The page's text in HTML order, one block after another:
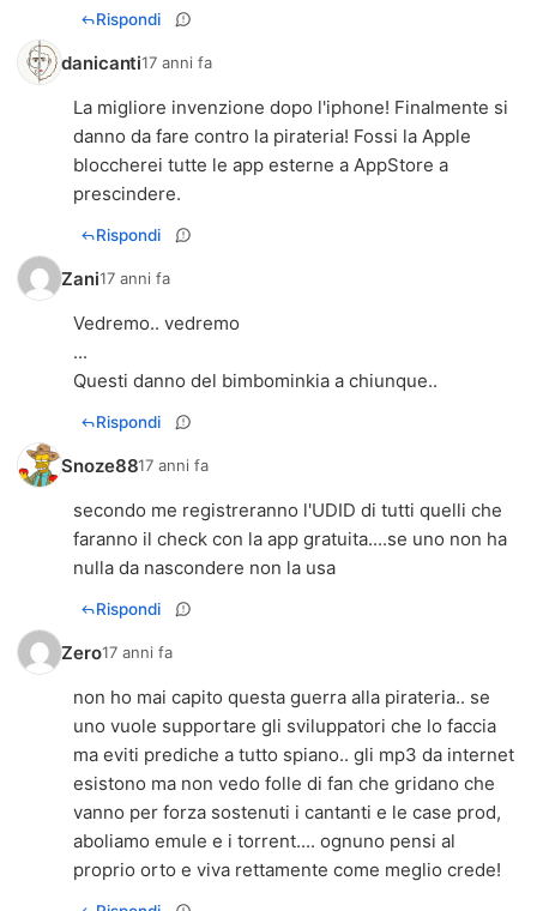
Rispondi
danicanti17 anni fa
La migliore invenzione dopo l'iphone! Finalmente si
danno da fare contro la pirateria! Fossi la Apple
bloccherei tutte le app esterne a AppStore a
prescindere.
Rispondi
Zani17 anni fa
Vedremo.. vedremo
...
Questi danno del bimbominkia a chiunque..
Rispondi
Snoze8817 anni fa
secondo me registreranno l'UDID di tutti quelli che
faranno il check con la app gratuita....se uno non ha
nulla da nascondere non la usa
Rispondi
Zero17 anni fa
non ho mai capito questa guerra alla pirateria.. se
uno vuole supportare gli sviluppatori che lo faccia
ma eviti prediche a tutto spiano.. gli mp3 da internet
esistono ma non vedo folle di fan che gridano che
vanno per forza sostenuti i cantanti e le case prod,
aboliamo emule e i torrent.... ognuno pensi al
proprio orto e viva rettamente come meglio crede!